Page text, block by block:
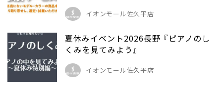
イオンモール佐久平店
夏休みイベント2026長野『ピアノのし
くみを見てみよう』
イオンモール佐久平店